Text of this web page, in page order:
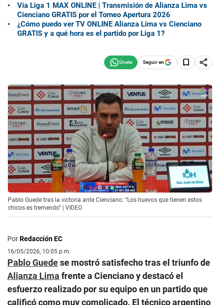
Vía Liga 1 MAX ONLINE | Transmisión de Alianza Lima vs
Cienciano GRATIS por el Torneo Apertura 2026
¿Cómo puedo ver TV ONLINE Alianza Lima vs Cienciano
GRATIS y a qué hora es el partido por Liga 1?
Seguir en
Pablo Guede tras la victoria ante Cienciano: “Los huevos que tienen estos
chicos es tremendo” | VIDEO
PorRedacción EC
16/05/2026, 10:05 p.m.
Pablo Guedese mostró satisfecho tras el triunfo de
Alianza Lima frente a Cienciano y destacó el
esfuerzo realizado por su equipo en un partido que
calificó como muy complicado. El técnico argentino